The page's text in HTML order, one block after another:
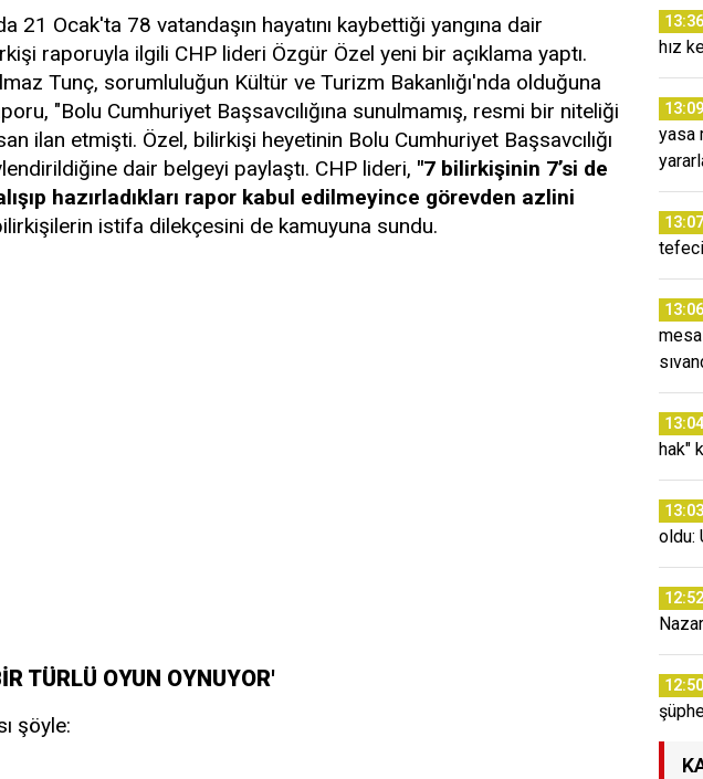
21 Ocak'ta 78 vatandaşın hayatını kaybettiği yangına dair
raporuyla ilgili CHP lideri Özgür Özel yeni bir açıklama yaptı.
Tunç, sorumluluğun Kültür ve Turizm Bakanlığı'nda olduğuna
"Bolu Cumhuriyet Başsavcılığına sunulmamış, resmi bir niteliği
ilan etmişti. Özel, bilirkişi heyetinin Bolu Cumhuriyet Başsavcılığı
dair belgeyi paylaştı. CHP lideri, "7 bilirkişinin 7’si de
hazırladıkları rapor kabul edilmeyince görevden azlini
istifa dilekçesini de kamuyuna sundu.
TÜRLÜ OYUN OYNUYOR'
şöyle:
13:36
hız
13:09
yasa
13:07
13:06
13:04
hak"
13:03
oldu:
12:52
12:50